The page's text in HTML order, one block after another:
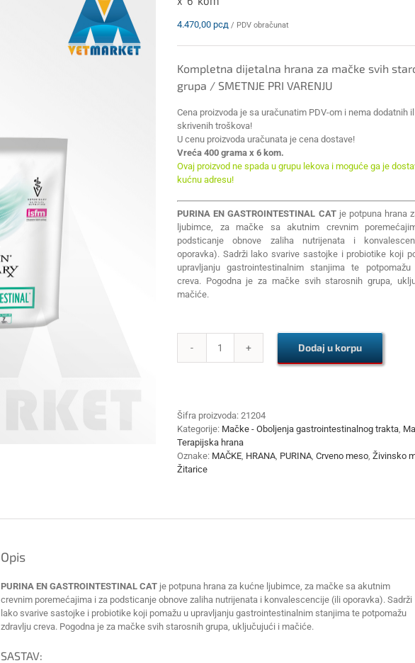
4.470,00 рсд / PDV obračunat
Kompletna dijetalna hrana za mačke svih
grupa / SMETNJE PRI VARENJU
Cena proizvoda je sa uračunatim PDV-om i nema dodatnih
skrivenih troškova!
U cenu proizvoda uračunata je cena dostave!
Vreća 400 grama x 6 kom.
Ovaj proizvod ne spada u grupu lekova i moguće ga je
kućnu adresu!
PURINA EN GASTROINTESTINAL CATje potpuna hrana
ljubimce, za mačke sa akutnim crevnim
podsticanje obnove zaliha nutrijenata i
oporavka). Sadrži lako svarive sastojke i probiotike koji
upravljanju gastrointestinalnim stanjima te potpomažu
creva. Pogodna je za mačke svih starosnih grupa,
mačiće.
PURINA
CAT
400g
x
6
Dodaj u korpu
Šifra proizvoda: 21204
Kategorije: Mačke - Oboljenja gastrointestinalnog trakta
Terapijska hrana
Oznake: MAČKE HRANA PURINA Crveno meso Živinsko
Žitarice
Opis
PURINA EN GASTROINTESTINAL CATje potpuna hrana za kućne ljubimce, za mačke sa akutnim
crevnim poremećajima i za podsticanje obnove zaliha nutrijenata i konvalescencije (ili oporavka). Sadrži
lako svarive sastojke i probiotike koji pomažu u upravljanju gastrointestinalnim stanjima te potpomažu
zdravlju creva. Pogodna je za mačke svih starosnih grupa, uključujući i mačiće.
SASTAV: